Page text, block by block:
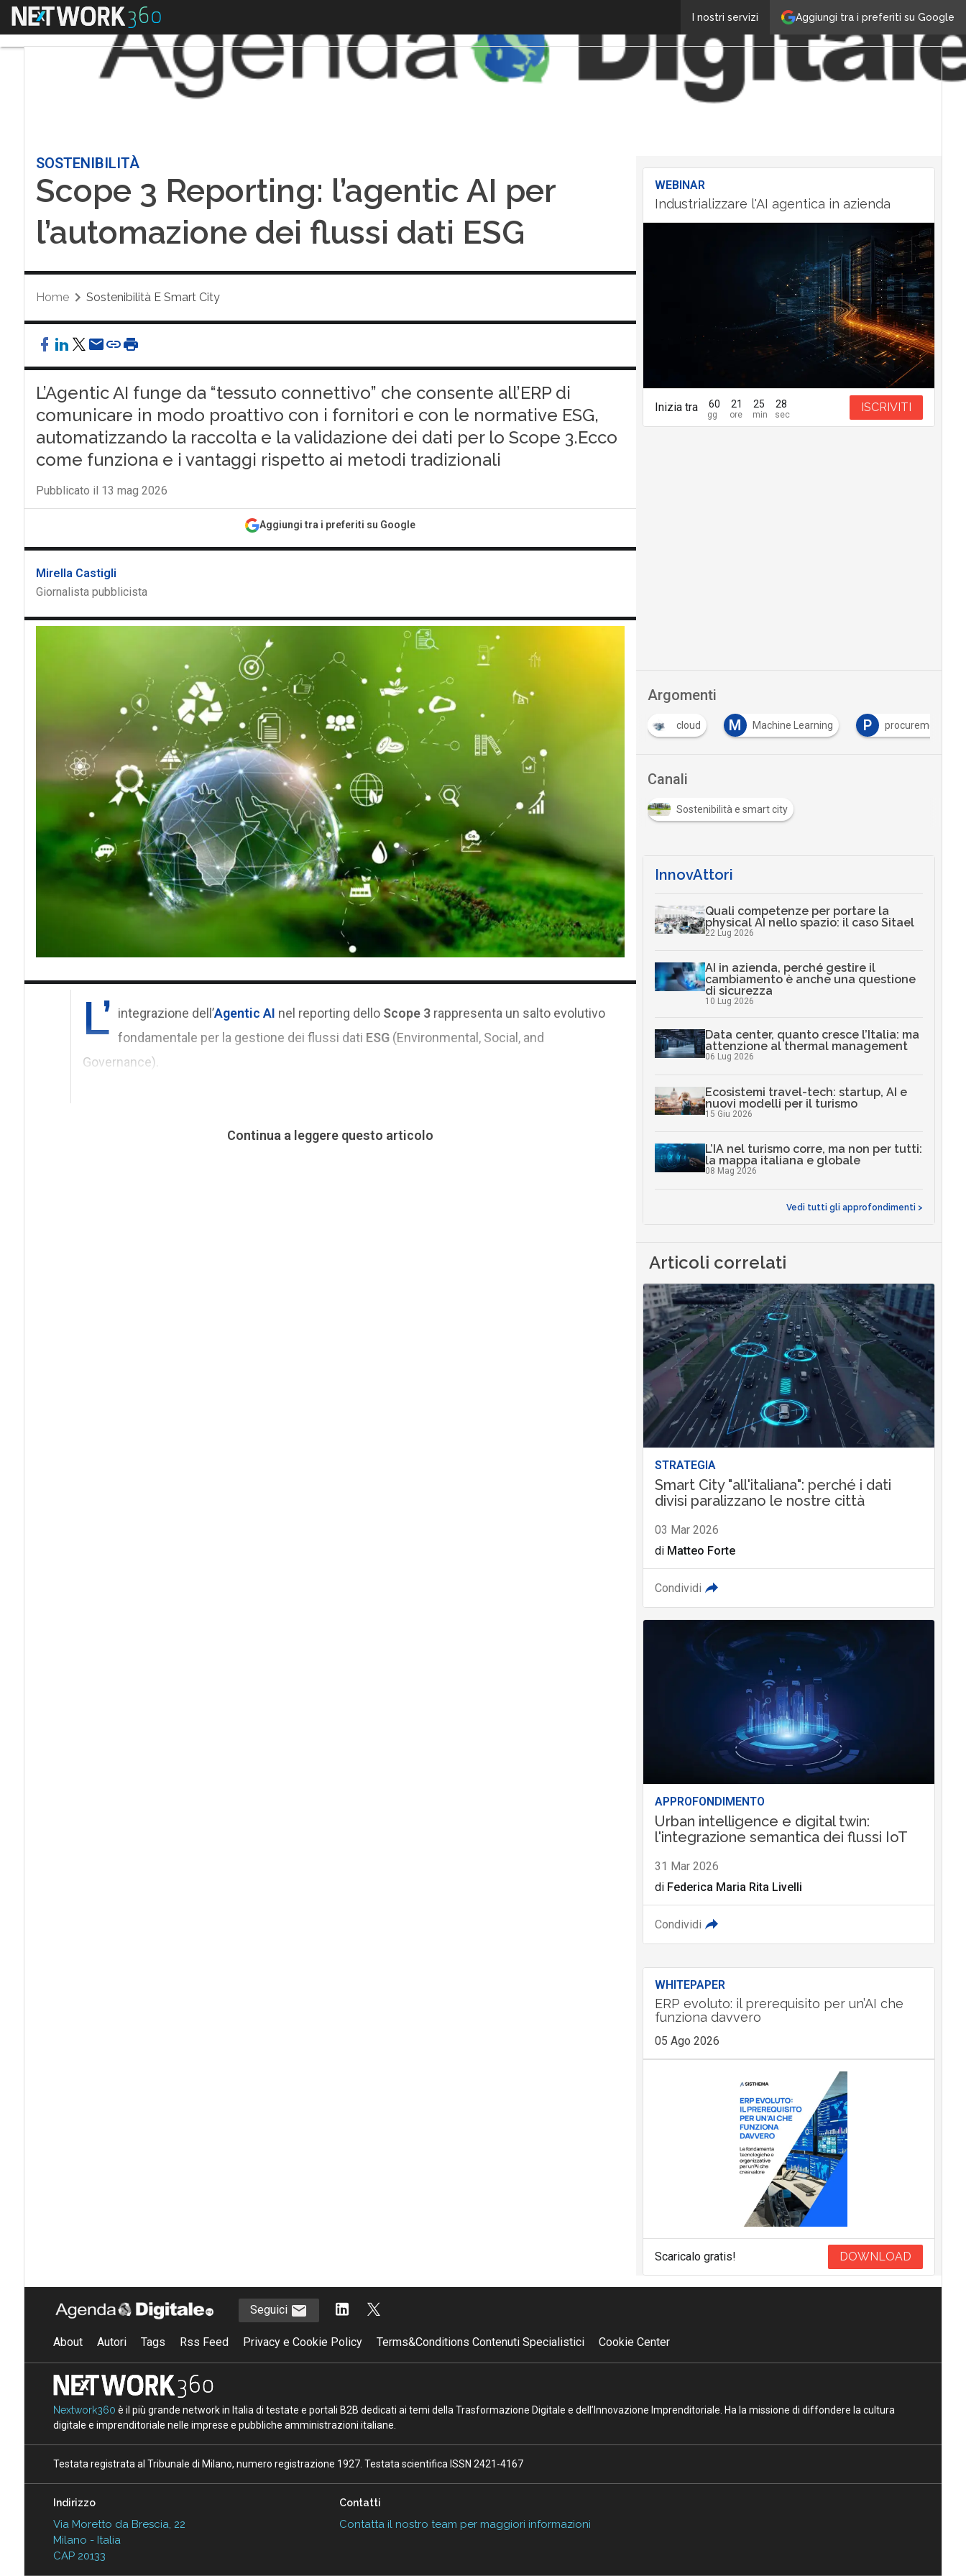
Aggiungi tra i preferiti su Google
I nostri servizi
Menu
SOSTENIBILITÀ
Scope 3 Reporting: l’agentic AI per
l’automazione dei flussi dati ESG
Home Sostenibilità E Smart City
L’Agentic AI funge da “tessuto connettivo” che consente all’ERP di
comunicare in modo proattivo con i fornitori e con le normative ESG,
automatizzando la raccolta e la validazione dei dati per lo Scope 3.Ecco
come funziona e i vantaggi rispetto ai metodi tradizionali
Pubblicato il 13 mag 2026
Aggiungi tra i preferiti su Google
Mirella Castigli
Giornalista pubblicista
L’ integrazione dell’Agentic AI nel reporting dello Scope 3rappresenta un salto evolutivo
fondamentale per la gestione dei flussi dati ESG(Environmental, Social, and
Governance).
Continua a leggere questo articolo
WEBINAR
Industrializzare l'AI agentica in azienda
Inizia tra 60 21 25 27 ISCRIVITI
Argomenti
Agenti AI M Machine Learning P procurement T
Canali
Sostenibilità e smart city
InnovAttori
Quali competenze per portare la
physical AI nello spazio: il caso Sitael
22 Lug 2026
AI in azienda, perché gestire il
cambiamento è anche una questione
di sicurezza
10 Lug 2026
Data center, quanto cresce l’Italia: ma
attenzione al thermal management
06 Lug 2026
Ecosistemi travel-tech: startup, AI e
nuovi modelli per il turismo
15 Giu 2026
L’IA nel turismo corre, ma non per tutti:
la mappa italiana e globale
08 Mag 2026
Vedi tutti gli approfondimenti >
Articoli correlati
STRATEGIA
Smart City "all'italiana": perché i dati
divisi paralizzano le nostre città
03 Mar 2026
di Matteo Forte
Condividi
APPROFONDIMENTO
Urban intelligence e digital twin:
l'integrazione semantica dei flussi IoT
31 Mar 2026
di Federica Maria Rita Livelli
Condividi
WHITEPAPER
ERP evoluto: il prerequisito per un’AI che
funziona davvero
05 Ago 2026
Scaricalo gratis! DOWNLOAD
Seguici
About Autori Tags Rss Feed Privacy e Cookie Policy Terms&Conditions Contenuti Specialistici Cookie Center
Nextwork360 è il più grande network in Italia di testate e portali B2B dedicati ai temi della Trasformazione Digitale e dell’Innovazione Imprenditoriale. Ha la missione di diffondere la cultura
digitale e imprenditoriale nelle imprese e pubbliche amministrazioni italiane.
Testata registrata al Tribunale di Milano, numero registrazione 1927. Testata scientifica ISSN 2421-4167
Indirizzo
Via Moretto da Brescia, 22
Milano - Italia
CAP 20133
Contatti
Contatta il nostro team per maggiori informazioni